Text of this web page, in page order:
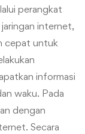
perangkat
internet,
cepat untuk
informasi
waku. Pada
dengan
Secara